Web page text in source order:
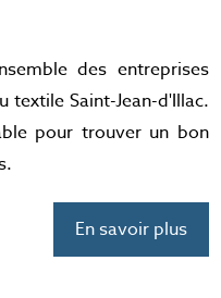
des entreprises
textile Saint-Jean-d'Illac.
pour trouver un bon
En savoir plus